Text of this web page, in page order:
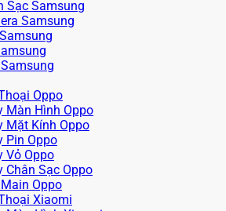
Sạc Samsung
Samsung
Oppo
Màn Hình Oppo
Mặt Kính Oppo
Pin Oppo
Vỏ Oppo
Chân Sạc Oppo
Oppo
Xiaomi